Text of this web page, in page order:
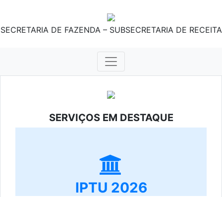
SECRETARIA DE FAZENDA – SUBSECRETARIA DE RECEITA
SERVIÇOS EM DESTAQUE
IPTU 2026